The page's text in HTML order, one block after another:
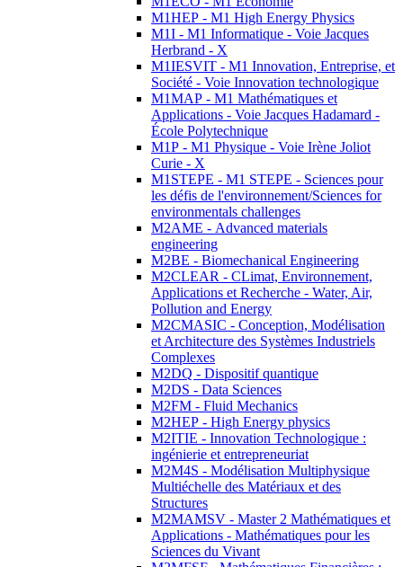
M1HEP - M1 High Energy Physics
M1I - M1 Informatique - Voie Jacques
Herbrand - X
M1IESVIT - M1 Innovation, Entreprise, et
Société - Voie Innovation technologique
M1MAP - M1 Mathématiques et
Applications - Voie Jacques Hadamard -
École Polytechnique
M1P - M1 Physique - Voie Irène Joliot
Curie - X
M1STEPE - M1 STEPE - Sciences pour
les défis de l'environnement/Sciences for
environmentals challenges
M2AME - Advanced materials
engineering
M2BE - Biomechanical Engineering
M2CLEAR - CLimat, Environnement,
Applications et Recherche - Water, Air,
Pollution and Energy
M2CMASIC - Conception, Modélisation
et Architecture des Systèmes Industriels
Complexes
M2DQ - Dispositif quantique
M2DS - Data Sciences
M2FM - Fluid Mechanics
M2HEP - High Energy physics
M2ITIE - Innovation Technologique :
ingénierie et entrepreneuriat
M2M4S - Modélisation Multiphysique
Multiéchelle des Matériaux et des
Structures
M2MAMSV - Master 2 Mathématiques et
Applications - Mathématiques pour les
Sciences du Vivant